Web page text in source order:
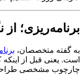
برنامه‌ریزی؛
به گفته متخصصان،
است. یعنی قبل از
چارچوب مشخصی